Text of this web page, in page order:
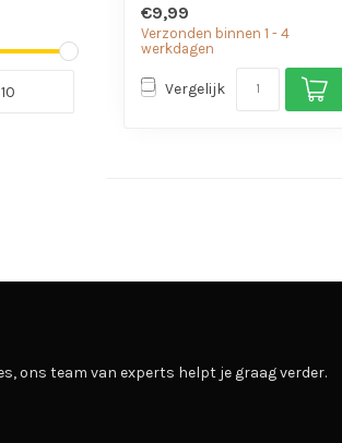
op te...
€9,99
Verzonden binnen 1 - 4
werkdagen
Vergelijk
ons team van experts helpt je graag verder.